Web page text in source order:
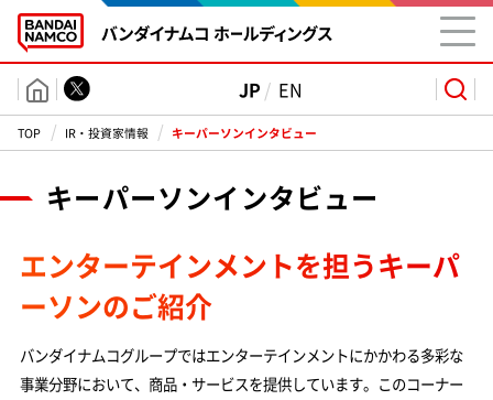
グループ
情報
投資家情報
JP EN
TOP IR・投資家情報 キーパーソンインタビュー
キーパーソンインタビュー
エンターテインメントを担うキーパ
ーソンのご紹介
バンダイナムコグループではエンターテインメントにかかわる多彩な
事業分野において、商品・サービスを提供しています。このコーナー